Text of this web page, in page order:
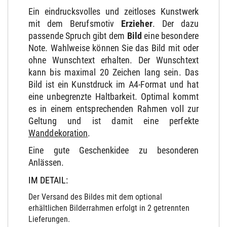
Ein eindrucksvolles und zeitloses Kunstwerk
mit dem Berufsmotiv Erzieher. Der dazu
passende Spruch gibt dem Bild eine besondere
Note. Wahlweise können Sie das Bild mit oder
ohne Wunschtext erhalten. Der Wunschtext
kann bis maximal 20 Zeichen lang sein. Das
Bild ist ein Kunstdruck im A4-Format und hat
eine unbegrenzte Haltbarkeit. Optimal kommt
es in einem entsprechenden Rahmen voll zur
Geltung und ist damit eine perfekte
Wanddekoration.
Eine gute Geschenkidee zu besonderen
Anlässen.
IM DETAIL:
Der Versand des Bildes mit dem optional
erhältlichen Bilderrahmen erfolgt in 2 getrennten
Lieferungen.